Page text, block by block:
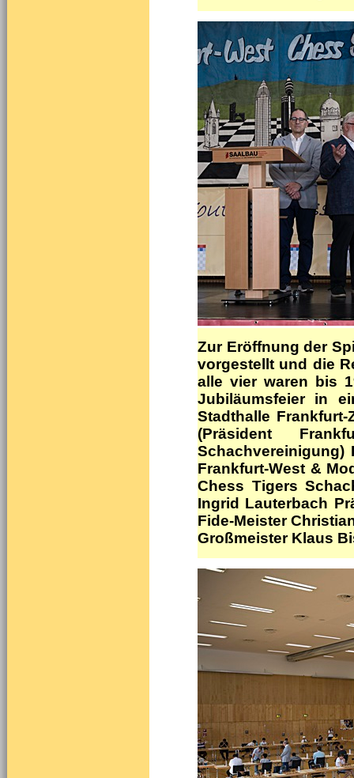
Zur Eröffnung der
vorgestellt und die
alle vier waren bis
Jubiläumsfeier in
Stadthalle
(Präsident
Schachvereinigung)
Frankfurt-West &
Chess Tigers
Ingrid Lauterbach
Fide-Meister
Großmeister Klaus